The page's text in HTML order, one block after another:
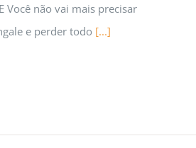
Você não vai mais precisar
e perder todo [...]